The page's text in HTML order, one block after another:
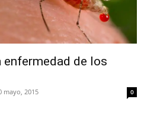
enfermedad de los
mayo, 2015 0